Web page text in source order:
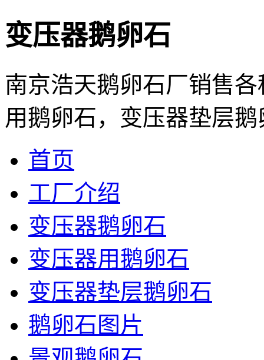
变压器鹅卵石
南京浩天鹅卵石厂销售
用鹅卵石，变压器垫层
首页
工厂介绍
变压器鹅卵石
变压器用鹅卵石
变压器垫层鹅卵石
鹅卵石图片